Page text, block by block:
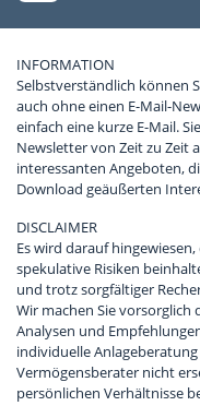
INFORMATION
Selbstverständlich können
auch ohne einen E-Mail-
einfach eine kurze E-Mail.
Newsletter von Zeit zu Zeit
interessanten Angeboten,
Download geäußerten
DISCLAIMER
Es wird darauf
spekulative Risiken
und trotz sorgfältiger
Wir machen Sie vorsorglich
Analysen und
individuelle
Vermögensberater nicht
persönlichen Verhältnisse